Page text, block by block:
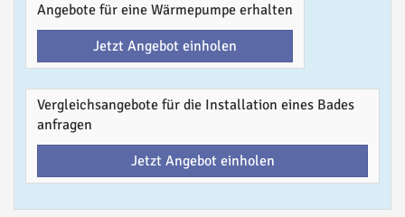
Angebote für eine Wärmepumpe erhalten
Jetzt Angebot einholen
Vergleichsangebote für die Installation eines Bades
anfragen
Jetzt Angebot einholen